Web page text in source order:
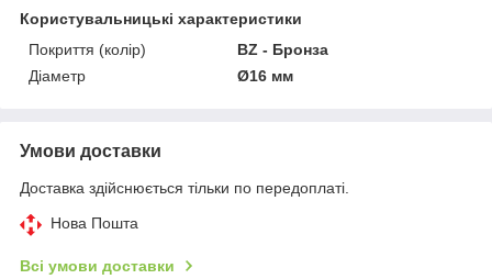
Користувальницькі характеристики
Покриття (колір)
BZ - Бронза
Діаметр
Ø16 мм
Умови доставки
Доставка здійснюється тільки по передоплаті.
Нова Пошта
Всі умови доставки